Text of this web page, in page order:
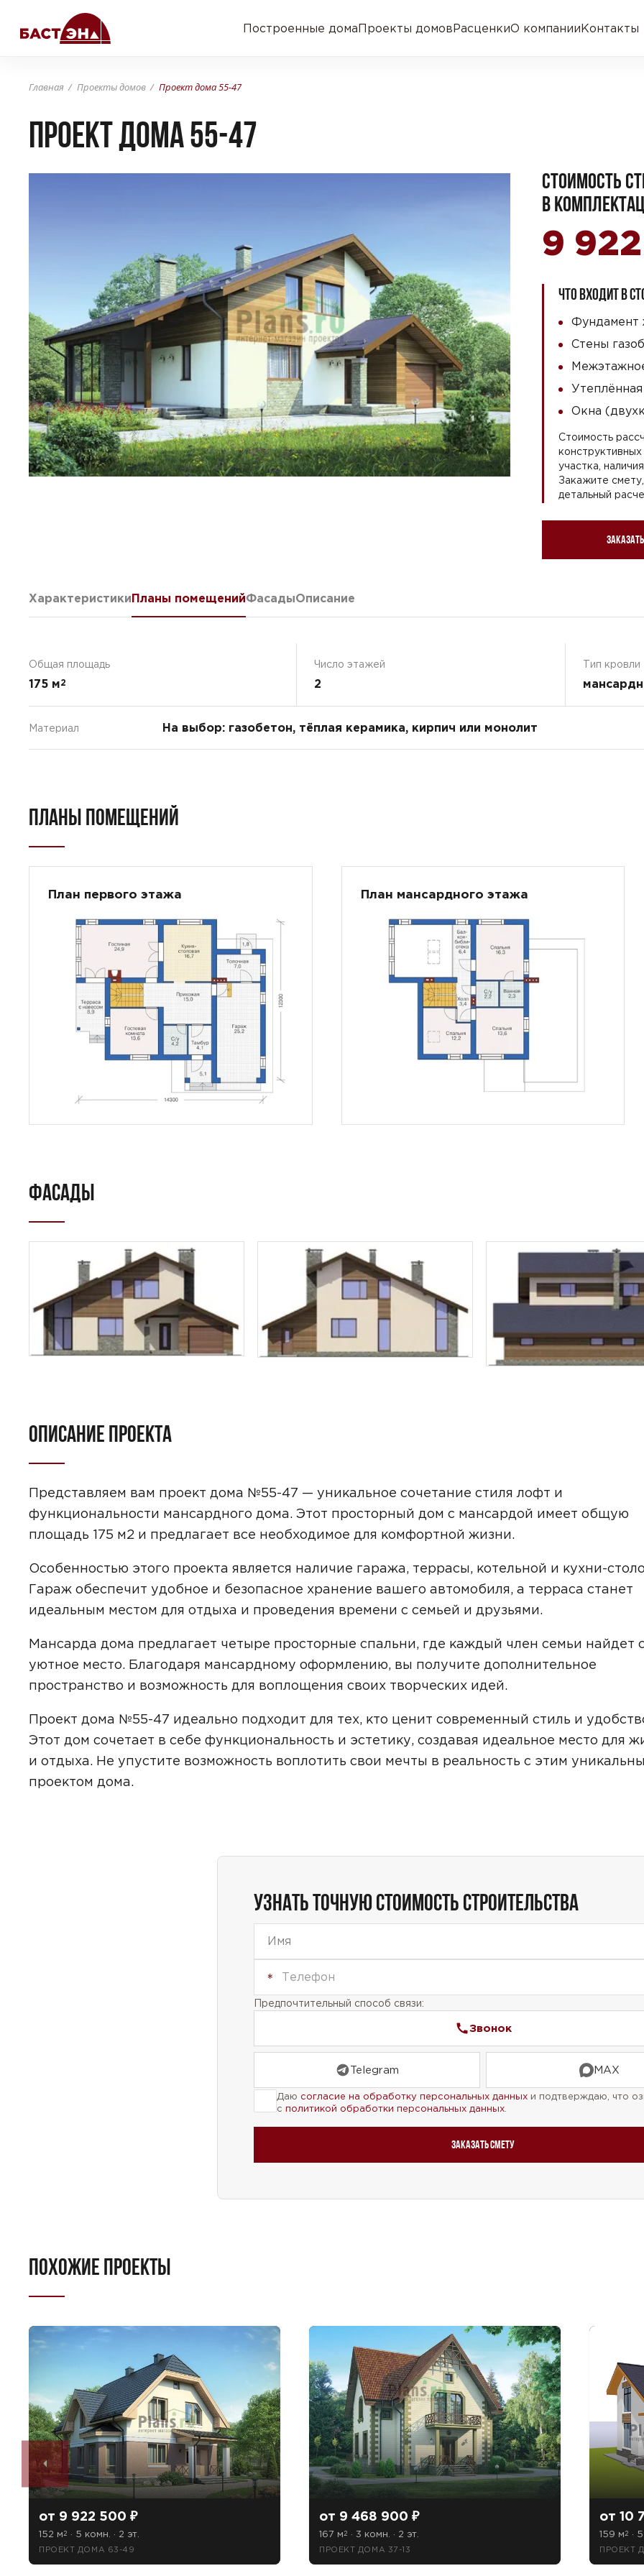
Построенные домаПроекты домовРасценкиО компанииКонтакты
Главная Проекты домов Проект дома 55-47
Проект дома 55-47
СТОИМОСТЬ
В
9
ЧТО ВХОДИТ В
Фундамент
Стены
Окна
Стоимость
участка,
Закажите
детальный
ХарактеристикиПланы помещенийФасадыОписание
Общая площадь
175 м2
Число этажей
2
Тип кровли
Материал На выбор: газобетон, тёплая керамика, кирпич или монолит
ПЛАНЫ ПОМЕЩЕНИЙ
План первого этажа План мансардного этажа
ФАСАДЫ
ОПИСАНИЕ ПРОЕКТА
Представляем вам проект дома №55-47 — уникальное сочетание стиля лофт и
функциональности мансардного дома. Этот просторный дом с мансардой имеет общую
площадь 175 м2 и предлагает все необходимое для комфортной жизни.
Особенностью этого проекта является наличие гаража, террасы, котельной и кухни-
Гараж обеспечит удобное и безопасное хранение вашего автомобиля, а терраса станет
идеальным местом для отдыха и проведения времени с семьей и друзьями.
Мансарда дома предлагает четыре просторные спальни, где каждый член семьи найдет
уютное место. Благодаря мансардному оформлению, вы получите дополнительное
пространство и возможность для воплощения своих творческих идей.
Проект дома №55-47 идеально подходит для тех, кто ценит современный стиль и
Этот дом сочетает в себе функциональность и эстетику, создавая идеальное место для
и отдыха. Не упустите возможность воплотить свои мечты в реальность с этим
проектом дома.
УЗНАТЬ ТОЧНУЮ СТОИМОСТЬ СТРОИТЕЛЬСТВА
Предпочтительный способ связи:
Звонок
Telegram MAX
Даю согласие на обработку персональных данных и подтверждаю, что
с политикой обработки персональных данных
Заказать смету
ПОХОЖИЕ ПРОЕКТЫ
от 9 922 500 ₽
152 м 2 · 5 комн. · 2 эт.
ПРОЕКТ ДОМА 63-49
от 9 468 900 ₽
167 м 2 · 3 комн. · 2 эт.
ПРОЕКТ ДОМА 37-13
от 10
159 м 2 ·
ПРОЕКТ
УЗНАТЬ ТОЧНУЮ СТОИМОСТЬ СТРОИТЕЛЬСТВА
Предпочтительный способ связи:
Звонок
Даю согласие на обработку персональных данных
политикой обработки персональных данных
Рассчитать стоимость